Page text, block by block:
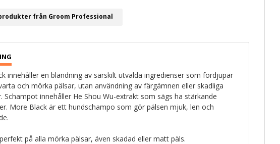
från Groom Professional
innehåller en blandning av särskilt utvalda ingredienser som fördjupar
och mörka pälsar, utan användning av färgämnen eller skadliga
Schampot innehåller He Shou Wu-extrakt som sägs ha stärkande
More Black är ett hundschampo som gör pälsen mjuk, len och
på alla mörka pälsar, även skadad eller matt päls.